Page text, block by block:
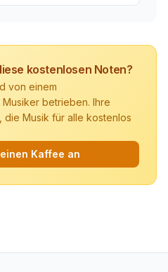
kostenlosen Noten?
von einem
betrieben. Ihre
die Musik für alle kostenlos
Kaffee an